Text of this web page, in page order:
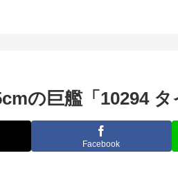
の巨艦「10294
Facebook